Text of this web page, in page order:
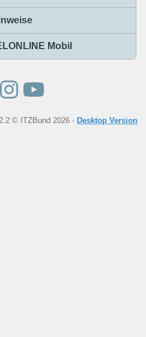
Mobil
© ITZBund 2026 - Desktop Version